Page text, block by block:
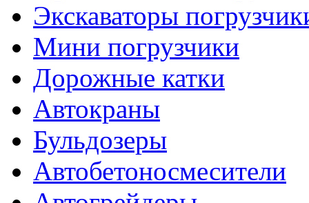
Экскаваторы
Мини погрузчики
Дорожные катки
Автокраны
Бульдозеры
Автобетоносмесители